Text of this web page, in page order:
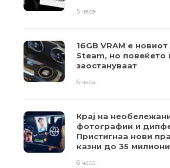
5 часа
16GB VRAM е
Steam, но повеќето
заостануваат
6 часа
Крај на
фотографии и
Пристигнаа нови
казни до 35
6 часа